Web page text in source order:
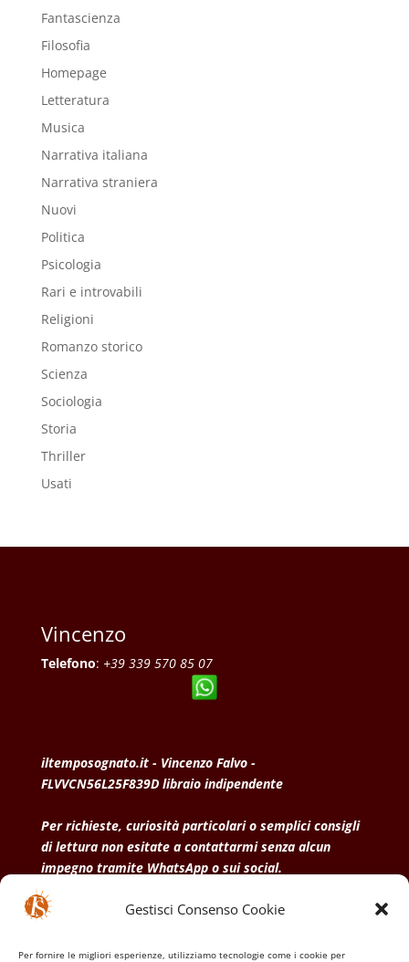
Gestisci Consenso Cookie
Per fornire le migliori esperienze, utilizziamo tecnologie come i cookie per
Fantascienza
Filosofia
Homepage
Letteratura
Musica
Narrativa italiana
Narrativa straniera
Nuovi
Politica
Psicologia
Rari e introvabili
Religioni
Romanzo storico
Scienza
Sociologia
Storia
Thriller
Usati
Vincenzo
Telefono: +39 339 570 85 07
iltemposognato.it - Vincenzo Falvo -
FLVVCN56L25F839D libraio indipendente
Per richieste, curiosità particolari o semplici consigli
di lettura non esitate a contattarmi senza alcun
impegno tramite WhatsApp o sui social.
• Condizioni generali di vendita